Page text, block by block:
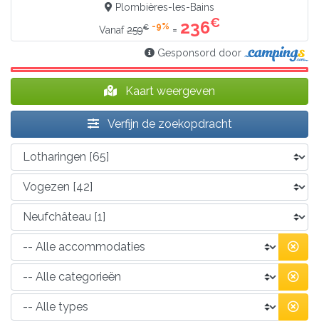
Plombières-les-Bains
Vanaf259€ -9% = 236€
Gesponsord door
Kaart weergeven
Verfijn de zoekopdracht